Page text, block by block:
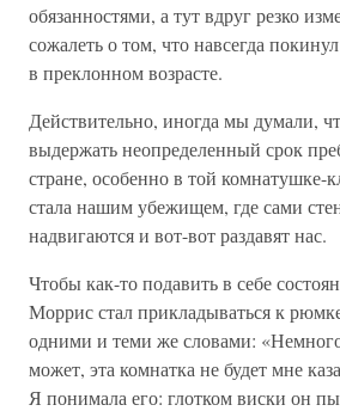
обязанностями, а тут вдруг резко
сожалеть о том, что навсегда
в преклонном возрасте.
Действительно, иногда мы думали,
выдержать неопределенный срок
стране, особенно в той комнатушке-
стала нашим убежищем, где сами
надвигаются и вот-вот раздавят нас.
Чтобы как-то подавить в себе
Моррис стал прикладываться к
одними и теми же словами:
может, эта комнатка не будет мне
Я понимала его: глотком виски он